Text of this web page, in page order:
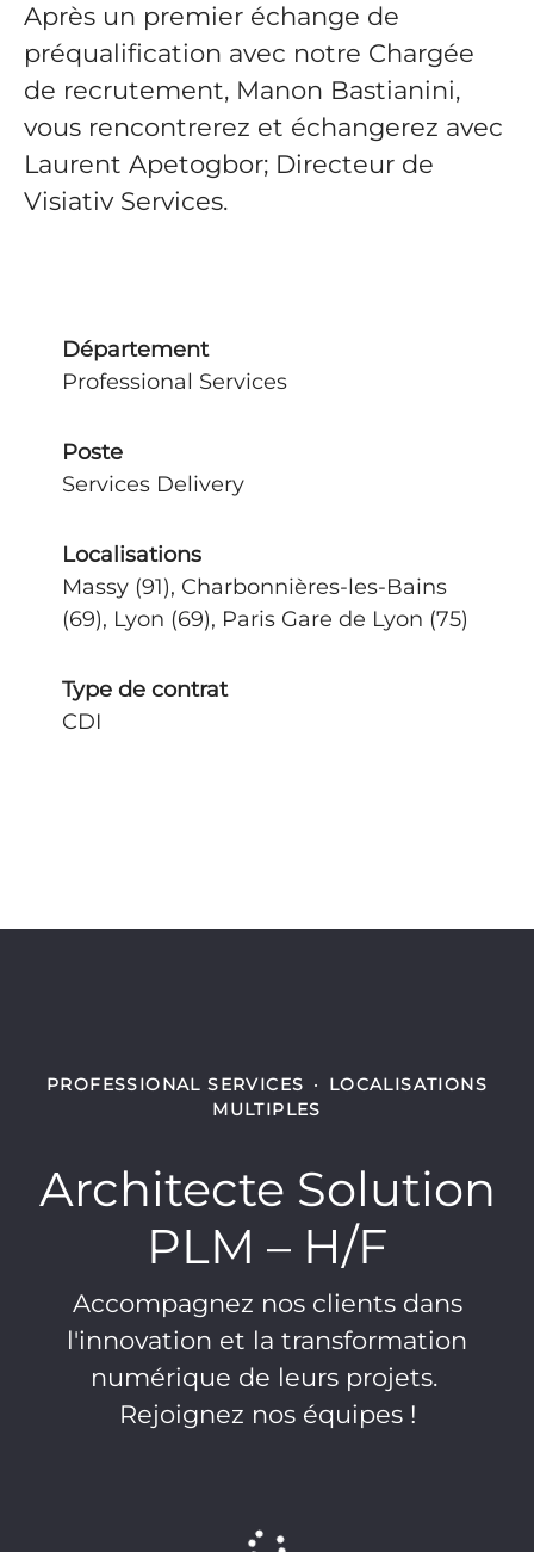
Après un premier échange de
préqualification avec notre Chargée
de recrutement, Manon Bastianini,
vous rencontrerez et échangerez avec
Laurent Apetogbor; Directeur de
Visiativ Services.
Département
Professional Services
Poste
Services Delivery
Localisations
Massy (91), Charbonnières-les-Bains
(69), Lyon (69), Paris Gare de Lyon (75)
Type de contrat
CDI
PROFESSIONAL SERVICES ·
LOCALISATIONS
MULTIPLES
Architecte Solution
PLM – H/F
Accompagnez nos clients dans
l'innovation et la transformation
numérique de leurs projets.
Rejoignez nos équipes !